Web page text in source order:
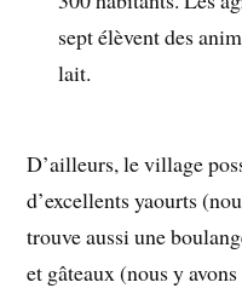
sept élèvent des
lait.
D’ailleurs, le village
d’excellents yaourts
trouve aussi une
et gâteaux (nous y